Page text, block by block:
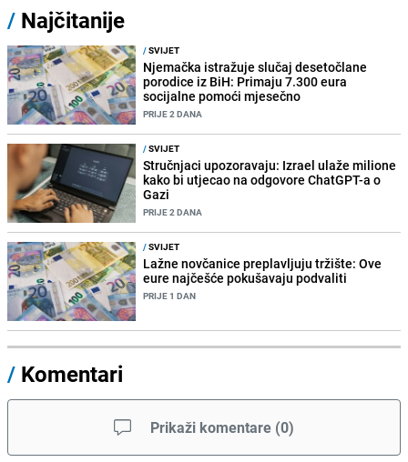
/ Najčitanije
/SVIJET
Njemačka istražuje slučaj desetočlane
porodice iz BiH: Primaju 7.300 eura
socijalne pomoći mjesečno
PRIJE 2 DANA
/SVIJET
Stručnjaci upozoravaju: Izrael ulaže milione
kako bi utjecao na odgovore ChatGPT-a o
Gazi
PRIJE 2 DANA
/SVIJET
Lažne novčanice preplavljuju tržište: Ove
eure najčešće pokušavaju podvaliti
PRIJE 1 DAN
/ Komentari
Prikaži komentare (0)